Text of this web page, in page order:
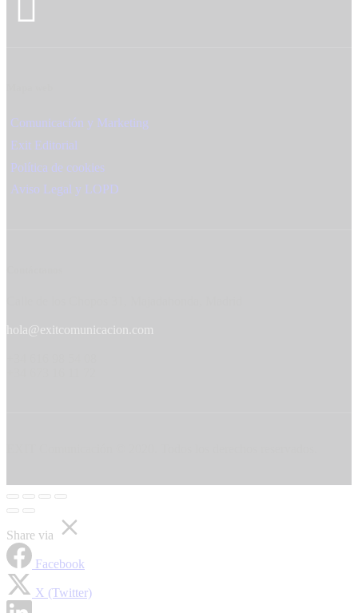
Comunicación y Marketing
Exit Editorial
Política de cookies
Aviso Legal y LOPD
hola@exitcomunicacion.com
Share via
Facebook
X (Twitter)